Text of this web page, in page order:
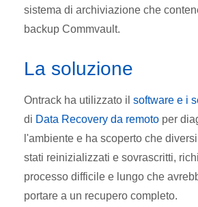
sistema di archiviazione che
backup Commvault.
La soluzione
Ontrack ha utilizzato il software e i
di Data Recovery da remoto per
l'ambiente e ha scoperto che
stati reinizializzati e sovrascritti,
processo difficile e lungo che
portare a un recupero completo.